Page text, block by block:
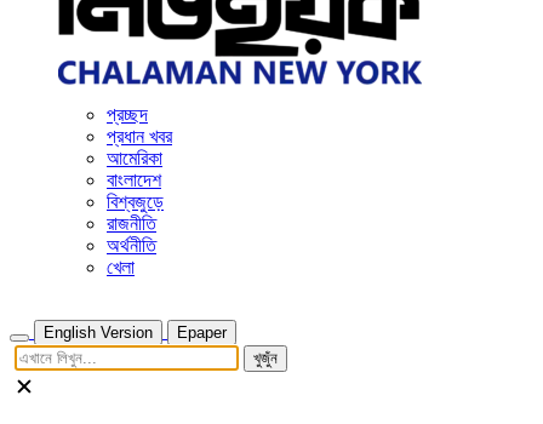
প্রচ্ছদ
প্রধান খবর
আমেরিকা
বাংলাদেশ
বিশ্বজুড়ে
রাজনীতি
অর্থনীতি
খেলা
English Version
Epaper
খুজুঁন